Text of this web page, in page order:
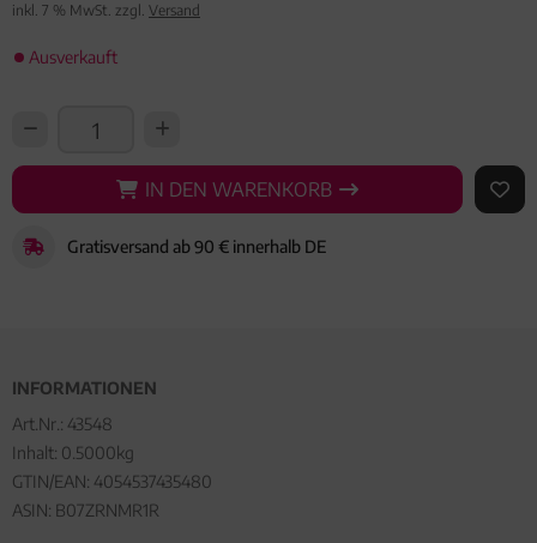
inkl. 7 % MwSt. zzgl. Versand
Ausverkauft
IN DEN WARENKORB
IN DEN WARENKORB AUF
Gratisversand ab 90 € innerhalb DE
INFORMATIONEN
Art.Nr.: 43548
Inhalt: 0.5000kg
GTIN/EAN: 4054537435480
ASIN: B07ZRNMR1R